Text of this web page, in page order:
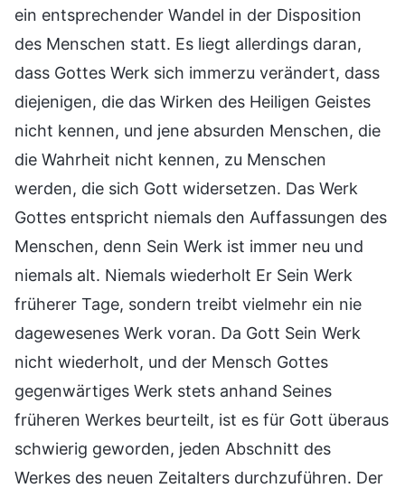
ein entsprechender Wandel in der Disposition
des Menschen statt. Es liegt allerdings daran,
dass Gottes Werk sich immerzu verändert, dass
diejenigen, die das Wirken des Heiligen Geistes
nicht kennen, und jene absurden Menschen, die
die Wahrheit nicht kennen, zu Menschen
werden, die sich Gott widersetzen. Das Werk
Gottes entspricht niemals den Auffassungen des
Menschen, denn Sein Werk ist immer neu und
niemals alt. Niemals wiederholt Er Sein Werk
früherer Tage, sondern treibt vielmehr ein nie
dagewesenes Werk voran. Da Gott Sein Werk
nicht wiederholt, und der Mensch Gottes
gegenwärtiges Werk stets anhand Seines
früheren Werkes beurteilt, ist es für Gott überaus
schwierig geworden, jeden Abschnitt des
Werkes des neuen Zeitalters durchzuführen. Der